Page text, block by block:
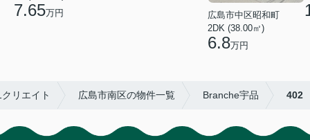
7.65万円
広島市中区昭和町
2DK (38.00㎡)
6.8万円
リエイト 広島市南区の物件一覧 Branche宇品 402